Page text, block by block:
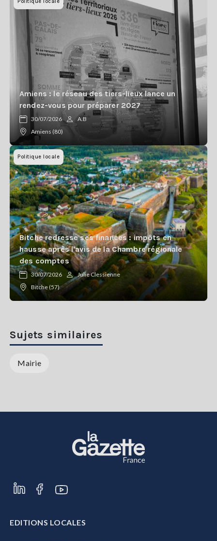
Amiens : le réseau des tiers-lieux lance un
rendez-vous pour préparer 2027
30/07/2026
A.B
Amiens (80)
Politique locale
Bitche redresse ses finances : impôts en
hausse après l'avis de la Chambre régionale
des comptes
30/07/2026
Julie Clessienne
Bitche (57)
Sujets similaires
Mairie
EDITIONS LOCALES